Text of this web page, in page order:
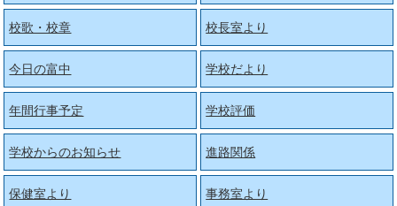
校歌・校章 校長室より
今日の富中 学校だより
年間行事予定 学校評価
学校からのお知らせ 進路関係
保健室より 事務室より